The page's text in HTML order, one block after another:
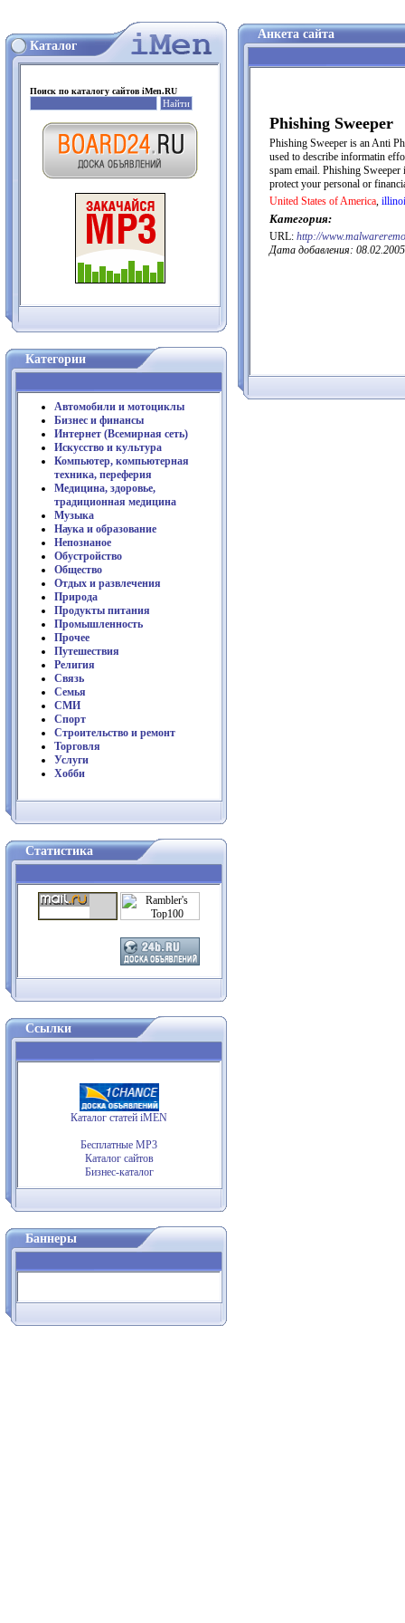
Каталог
Поиск по каталогу сайтов iMen.RU
Категории
Автомобили и мотоциклы
Бизнес и финансы
Интернет (Всемирная сеть)
Искусство и культура
Компьютер, компьютерная
техника, переферия
Медицина, здоровье,
традиционная медицина
Музыка
Наука и образование
Непознаное
Обустройство
Общество
Отдых и развлечения
Природа
Продукты питания
Промышленность
Прочее
Путешествия
Религия
Связь
Семья
СМИ
Спорт
Строительство и ремонт
Торговля
Услуги
Хобби
Статистика
Ссылки
Каталог статей iMEN
Бесплатные MP3
Каталог сайтов
Бизнес-каталог
Баннеры
Анкета сайта
Phishing Sweeper
Phishing Sweeper is an Anti
used to describe informatin
spam email. Phishing
protect your personal or
United States of America,
Категория:
URL: http://
Дата добавления: